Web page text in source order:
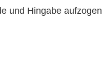
und Hingabe